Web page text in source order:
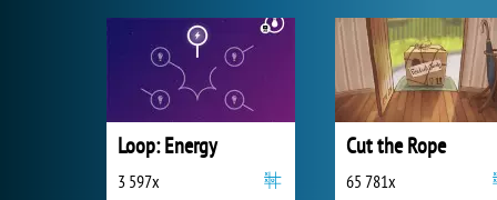
Loop: Energy
3 597x
Cut the Rope
65 781x